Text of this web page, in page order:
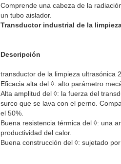
Comprende una cabeza de la
un tubo aislador.
Transductor industrial de la
Descripción
transductor de la limpieza ultrasónica
Eficacia alta del ◊: alto parámetro
Alta amplitud del ◊: la fuerza del
surco que se lava con el perno.
el 50%.
Buena resistencia térmica del ◊: una
productividad del calor.
Buena construcción del ◊: sujetado